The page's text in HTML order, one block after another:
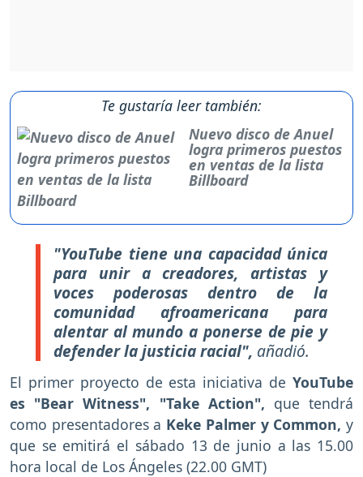
Te gustaría leer también:
Nuevo disco de Anuel
logra primeros puestos
en ventas de la lista
Billboard
"YouTube tiene una capacidad única
para unir a creadores, artistas y
voces poderosas dentro de la
comunidad afroamericana para
alentar al mundo a ponerse de pie y
defender la justicia racial", añadió.
El primer proyecto de esta iniciativa de YouTube
es "Bear Witness", "Take Action", que tendrá
como presentadores a Keke Palmer y Common, y
que se emitirá el sábado 13 de junio a las 15.00
hora local de Los Ángeles (22.00 GMT)